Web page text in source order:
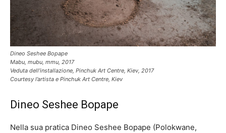
Dineo Seshee Bopape
Mabu, mubu, mmu, 2017
Veduta dell’installazione, Pinchuk Art Centre, Kiev, 2017
Courtesy l’artista e Pinchuk Art Centre, Kiev
Dineo Seshee Bopape
Nella sua pratica Dineo Seshee Bopape (Polokwane,